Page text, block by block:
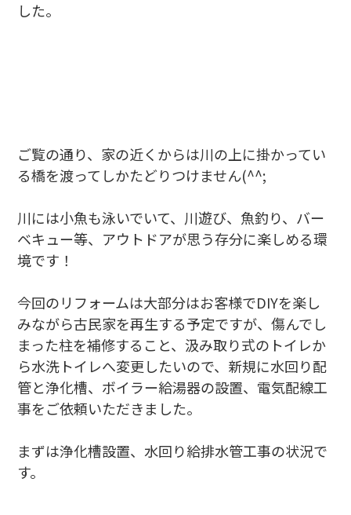
した。
ご覧の通り、家の近くからは川の上に掛かってい
る橋を渡ってしかたどりつけません(^^;
川には小魚も泳いでいて、川遊び、魚釣り、バー
ベキュー等、アウトドアが思う存分に楽しめる環
境です！
今回のリフォームは大部分はお客様でDIYを楽し
みながら古民家を再生する予定ですが、傷んでし
まった柱を補修すること、汲み取り式のトイレか
ら水洗トイレへ変更したいので、新規に水回り配
管と浄化槽、ボイラー給湯器の設置、電気配線工
事をご依頼いただきました。
まずは浄化槽設置、水回り給排水管工事の状況で
す。